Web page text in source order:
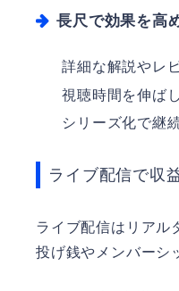
長尺で効果を高
詳細な解説やレ
視聴時間を伸ば
シリーズ化で継
ライブ配信で収
ライブ配信はリアル
投げ銭やメンバーシ